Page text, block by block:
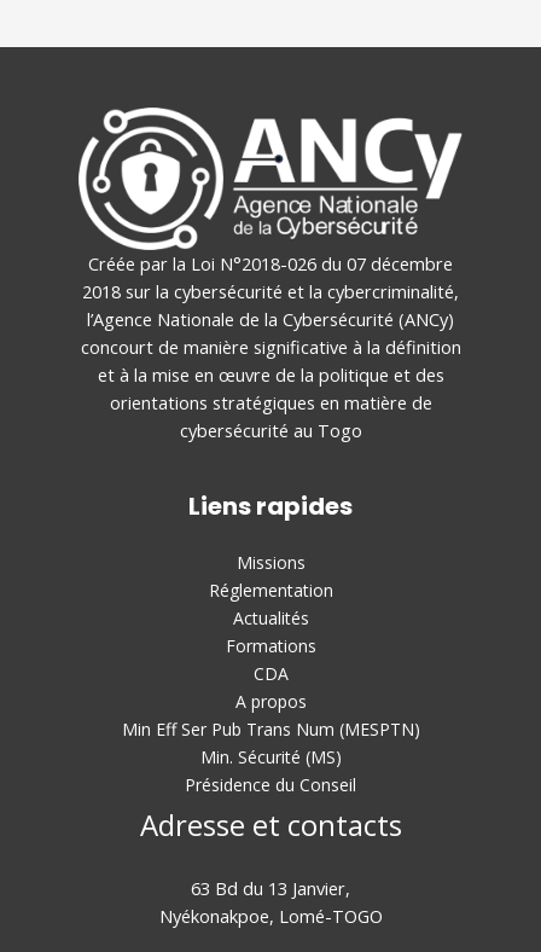
Créée par la Loi N°2018-026 du 07 décembre
2018 sur la cybersécurité et la cybercriminalité,
l’Agence Nationale de la Cybersécurité (ANCy)
concourt de manière significative à la définition
et à la mise en œuvre de la politique et des
orientations stratégiques en matière de
cybersécurité au Togo
Liens rapides
Missions
Réglementation
Actualités
Formations
CDA
A propos
Min Eff Ser Pub Trans Num (MESPTN)
Min. Sécurité (MS)
Présidence du Conseil
Adresse et contacts
63 Bd du 13 Janvier,
Nyékonakpoe, Lomé-TOGO